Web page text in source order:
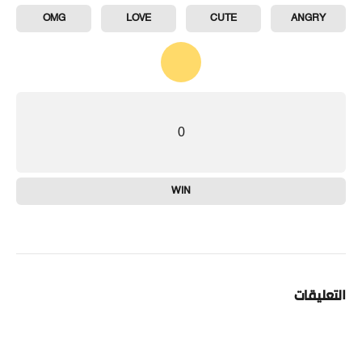
ANGRY
CUTE
LOVE
OMG
0
WIN
التعليقات